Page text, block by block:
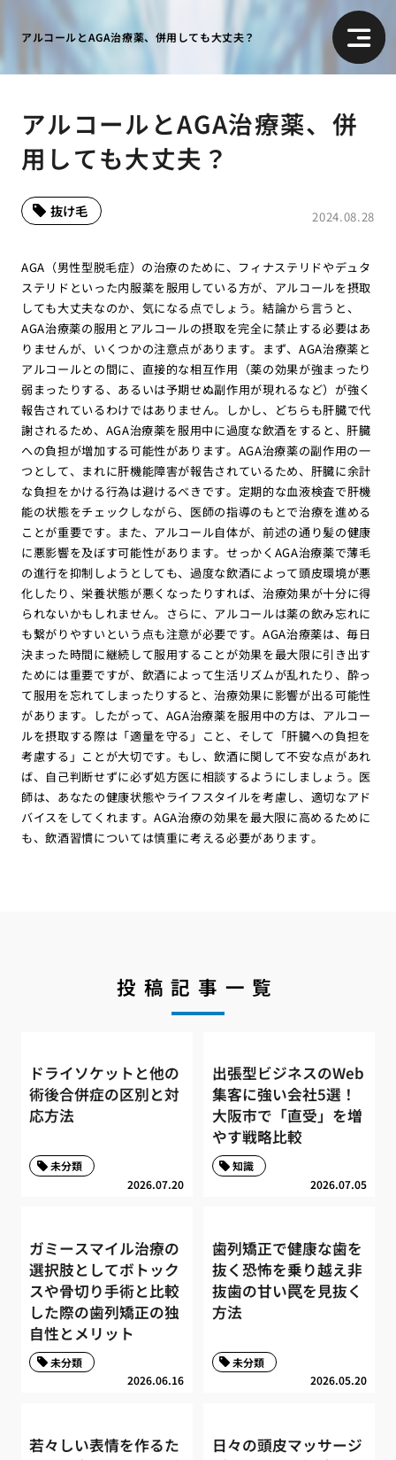
アルコールとAGA治療薬、併用しても大丈夫？
アルコールとAGA治療薬、併
用しても大丈夫？
2024.08.28
抜け毛
AGA（男性型脱毛症）の治療のために、フィナステリドやデュタ
ステリドといった内服薬を服用している方が、アルコールを摂取
しても大丈夫なのか、気になる点でしょう。結論から言うと、
AGA治療薬の服用とアルコールの摂取を完全に禁止する必要はあ
りませんが、いくつかの注意点があります。まず、AGA治療薬と
アルコールとの間に、直接的な相互作用（薬の効果が強まったり
弱まったりする、あるいは予期せぬ副作用が現れるなど）が強く
報告されているわけではありません。しかし、どちらも肝臓で代
謝されるため、AGA治療薬を服用中に過度な飲酒をすると、肝臓
への負担が増加する可能性があります。AGA治療薬の副作用の一
つとして、まれに肝機能障害が報告されているため、肝臓に余計
な負担をかける行為は避けるべきです。定期的な血液検査で肝機
能の状態をチェックしながら、医師の指導のもとで治療を進める
ことが重要です。また、アルコール自体が、前述の通り髪の健康
に悪影響を及ぼす可能性があります。せっかくAGA治療薬で薄毛
の進行を抑制しようとしても、過度な飲酒によって頭皮環境が悪
化したり、栄養状態が悪くなったりすれば、治療効果が十分に得
られないかもしれません。さらに、アルコールは薬の飲み忘れに
も繋がりやすいという点も注意が必要です。AGA治療薬は、毎日
決まった時間に継続して服用することが効果を最大限に引き出す
ためには重要ですが、飲酒によって生活リズムが乱れたり、酔っ
て服用を忘れてしまったりすると、治療効果に影響が出る可能性
があります。したがって、AGA治療薬を服用中の方は、アルコー
ルを摂取する際は「適量を守る」こと、そして「肝臓への負担を
考慮する」ことが大切です。もし、飲酒に関して不安な点があれ
ば、自己判断せずに必ず処方医に相談するようにしましょう。医
師は、あなたの健康状態やライフスタイルを考慮し、適切なアド
バイスをしてくれます。AGA治療の効果を最大限に高めるために
も、飲酒習慣については慎重に考える必要があります。
投稿記事一覧
ドライソケットと他の
術後合併症の区別と対
応方法
2026.07.20
未分類
出張型ビジネスのWeb
集客に強い会社5選！
大阪市で「直受」を増
やす戦略比較
2026.07.05
知識
ガミースマイル治療の
選択肢としてボトック
スや骨切り手術と比較
した際の歯列矯正の独
自性とメリット
2026.06.16
未分類
歯列矯正で健康な歯を
抜く恐怖を乗り越え非
抜歯の甘い罠を見抜く
方法
2026.05.20
未分類
若々しい表情を作るた
日々の頭皮マッサージ